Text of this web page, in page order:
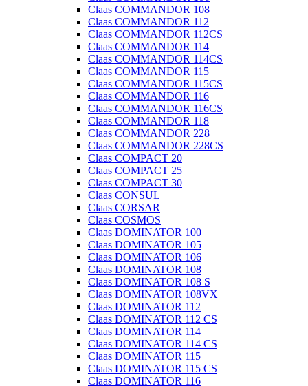
Claas COMMANDOR 108
Claas COMMANDOR 112
Claas COMMANDOR 112CS
Claas COMMANDOR 114
Claas COMMANDOR 114CS
Claas COMMANDOR 115
Claas COMMANDOR 115CS
Claas COMMANDOR 116
Claas COMMANDOR 116CS
Claas COMMANDOR 118
Claas COMMANDOR 228
Claas COMMANDOR 228CS
Claas COMPACT 20
Claas COMPACT 25
Claas COMPACT 30
Claas CONSUL
Claas CORSAR
Claas COSMOS
Claas DOMINATOR 100
Claas DOMINATOR 105
Claas DOMINATOR 106
Claas DOMINATOR 108
Claas DOMINATOR 108 S
Claas DOMINATOR 108VX
Claas DOMINATOR 112
Claas DOMINATOR 112 CS
Claas DOMINATOR 114
Claas DOMINATOR 114 CS
Claas DOMINATOR 115
Claas DOMINATOR 115 CS
Claas DOMINATOR 116